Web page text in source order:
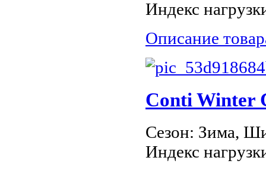
Индекс
Описание
Conti Winter
Сезон: Зима,
Индекс